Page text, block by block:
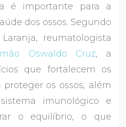
é importante para a
dos ossos. Segundo
reumatologista
Oswaldo Cruz, a
que fortalecem os
os ossos, além
imunológico e
o equilíbrio, o que